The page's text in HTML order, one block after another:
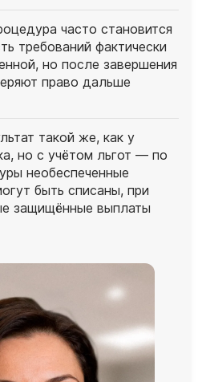
часто становится
требований фактически
но после завершения
право дальше
такой же, как у
но с учётом льгот — по
необеспеченные
быть списаны, при
защищённые выплаты